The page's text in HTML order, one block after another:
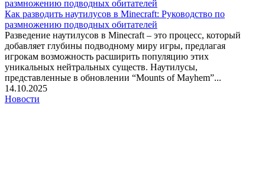
Как разводить наутилусов в Minecraft: Руководство по
размножению подводных обитателей
Разведение наутилусов в Minecraft – это процесс, который
добавляет глубины подводному миру игры, предлагая
игрокам возможность расширить популяцию этих
уникальных нейтральных существ. Наутилусы,
представленные в обновлении “Mounts of Mayhem”...
14.10.2025
Новости